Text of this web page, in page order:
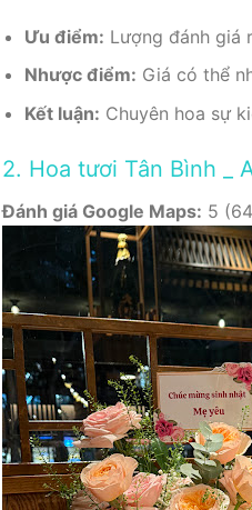
Ưu điểm: Lượng đánh giá
Nhược điểm: Giá có thể
Kết luận: Chuyên hoa sự
2. Hoa tươi Tân Bình _
Đánh giá Google Maps: 5